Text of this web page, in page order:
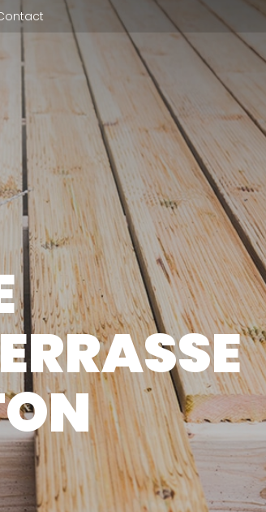
BLOG
JE SUIS PROFESSIONNEL
OÙ TROUVER NOS PRODUITS
CALCULATEUR DE PLOTS
CONTACTEZ-NOUS